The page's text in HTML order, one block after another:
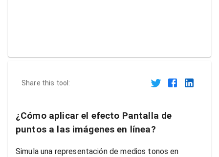
Share this tool:
¿Cómo aplicar el efecto Pantalla de
puntos a las imágenes en línea?
Simula una representación de medios tonos en